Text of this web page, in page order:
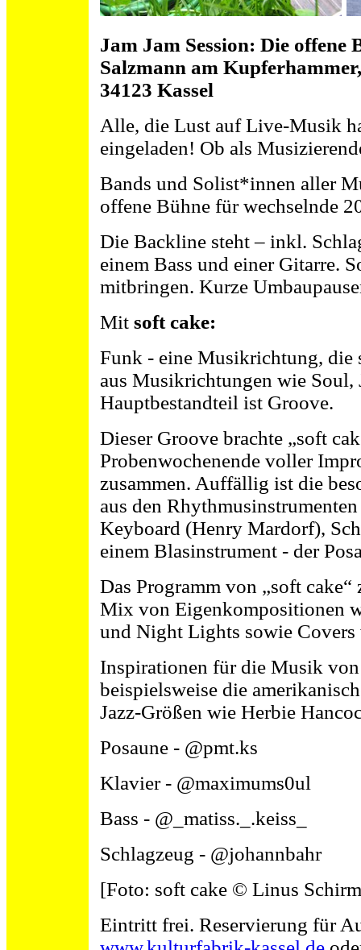
Jam Jam Session: Die
Salzmann am
34123 Kassel
Alle, die Lust auf Live-Musik
eingeladen! Ob als
Bands und Solist*innen aller
offene Bühne für wechselnde
Die Backline steht – inkl.
einem Bass und einer Gitarre.
mitbringen. Kurze
Mit soft cake:
Funk - eine Musikrichtung, die
aus Musikrichtungen wie
Hauptbestandteil ist Groove.
Dieser Groove brachte „soft
Probenwochenende voller
zusammen. Auffällig ist die
aus den
Keyboard (Henry Mardorf),
einem Blasinstrument - der
Das Programm von „soft
Mix von Eigenkompositionen
und Night Lights sowie
Inspirationen für die Musik von
beispielsweise die
Jazz-Größen wie Herbie
Posaune - @pmt.ks
Klavier - @maximums0ul
Bass - @_matiss._.keiss_
Schlagzeug - @johannbahr
[Foto: soft cake © Linus
Eintritt frei. Reservierung für